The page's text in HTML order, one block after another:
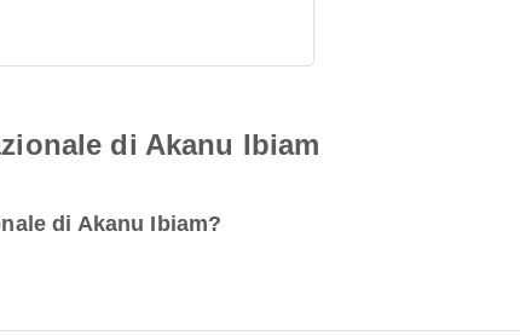
di Akanu Ibiam
di Akanu Ibiam?